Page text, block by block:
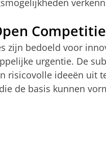
zijn bedoeld voor
urgentie. De
risicovolle ideeën uit
de basis kunnen